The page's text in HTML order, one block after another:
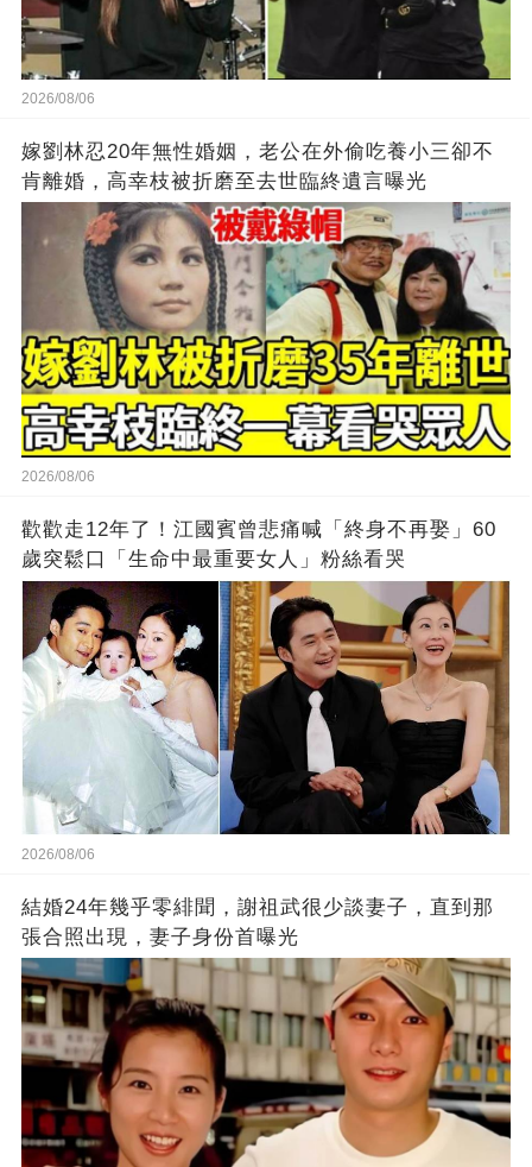
2026/08/06
嫁劉林忍20年無性婚姻，老公在外偷吃養小三卻不
肯離婚，高幸枝被折磨至去世臨終遺言曝光
2026/08/06
歡歡走12年了！江國賓曾悲痛喊「終身不再娶」60
歲突鬆口「生命中最重要女人」粉絲看哭
2026/08/06
結婚24年幾乎零緋聞，謝祖武很少談妻子，直到那
張合照出現，妻子身份首曝光